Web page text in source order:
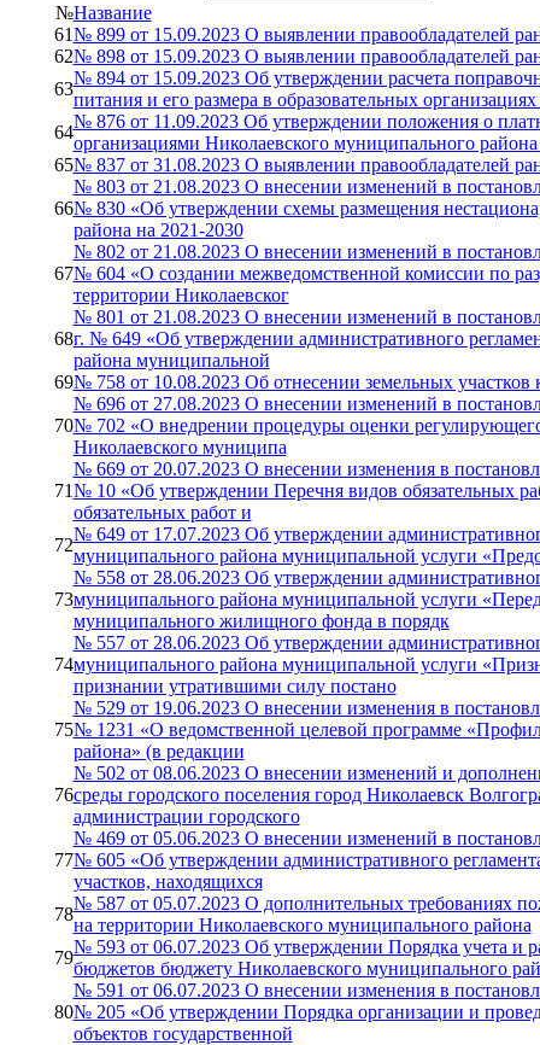
№Название
61№ 899 от 15.09.2023 О выявлении правообладателей
62№ 898 от 15.09.2023 О выявлении правообладателей
63
№ 894 от 15.09.2023 Об утверждении расчета
питания и его размера в образовательных
64
№ 876 от 11.09.2023 Об утверждении положения о
организациями Николаевского муниципального
65№ 837 от 31.08.2023 О выявлении правообладателей
66
№ 803 от 21.08.2023 О внесении изменений в
№ 830 «Об утверждении схемы размещения
района на 2021-2030
67
№ 802 от 21.08.2023 О внесении изменений в
№ 604 «О создании межведомственной комиссии по
территории Николаевског
68
№ 801 от 21.08.2023 О внесении изменений в
г. № 649 «Об утверждении административного
района муниципальной
69№ 758 от 10.08.2023 Об отнесении земельных участков
70
№ 696 от 27.08.2023 О внесении изменений в
№ 702 «О внедрении процедуры оценки
Николаевского муниципа
71
№ 669 от 20.07.2023 О внесении изменения в
№ 10 «Об утверждении Перечня видов обязательных
обязательных работ и
72
№ 649 от 17.07.2023 Об утверждении
муниципального района муниципальной услуги
73
№ 558 от 28.06.2023 Об утверждении
муниципального района муниципальной услуги
муниципального жилищного фонда в порядк
74
№ 557 от 28.06.2023 Об утверждении
муниципального района муниципальной услуги
признании утратившими силу постано
75
№ 529 от 19.06.2023 О внесении изменения в
№ 1231 «О ведомственной целевой программе
района» (в редакции
76
№ 502 от 08.06.2023 О внесении изменений и
среды городского поселения город Николаевск
администрации городского
77
№ 469 от 05.06.2023 О внесении изменений в
№ 605 «Об утверждении административного
участков, находящихся
78
№ 587 от 05.07.2023 О дополнительных требованиях
на территории Николаевского муниципального района
79
№ 593 от 06.07.2023 Об утверждении Порядка учета и
бюджетов бюджету Николаевского муниципального
80
№ 591 от 06.07.2023 О внесении изменения в
№ 205 «Об утверждении Порядка организации и
объектов государственной